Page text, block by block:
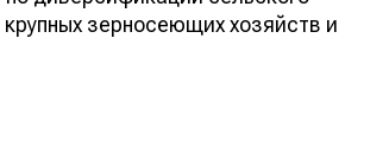
диверсификации сельского
зерносеющих хозяйств и